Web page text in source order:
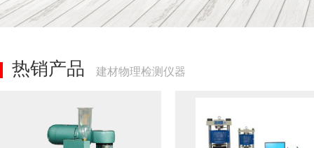
热销产品 建材物理检测仪器